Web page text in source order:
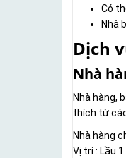
Có
Nhà
Dịch
Nhà
Nhà hàng,
thích từ
Nhà hàng
Vị trí : Lầu 1.